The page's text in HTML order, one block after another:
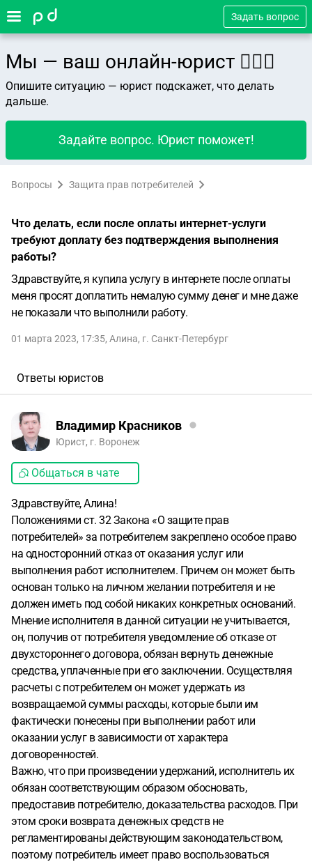
Задать вопрос
Мы — ваш онлайн-юрист 👨🏻‍⚖️
Опишите ситуацию — юрист подскажет, что делать
дальше.
Задайте вопрос. Юрист поможет!
Вопросы Защита прав потребителей
Что делать, если после оплаты интернет-услуги
требуют доплату без подтверждения выполнения
работы?
Здравствуйте, я купила услугу в интернете после оплаты
меня просят доплатить немалую сумму денег и мне даже
не показали что выполнили работу.
01 марта 2023, 17:35, Алина, г. Санкт-Петербург
Ответы юристов
Владимир Красников
Юрист, г. Воронеж
Общаться в чате
Здравствуйте, Алина!
Положениями ст. 32 Закона «О защите прав
потребителей» за потребителем закреплено особое право
на односторонний отказ от оказания услуг или
выполнения работ исполнителем. Причем он может быть
основан только на личном желании потребителя и не
должен иметь под собой никаких конкретных оснований.
Мнение исполнителя в данной ситуации не учитывается,
он, получив от потребителя уведомление об отказе от
двухстороннего договора, обязан вернуть денежные
средства, уплаченные при его заключении. Осуществляя
расчеты с потребителем он может удержать из
возвращаемой суммы расходы, которые были им
фактически понесены при выполнении работ или
оказании услуг в зависимости от характера
договоренностей.
Важно, что при произведении удержаний, исполнитель их
обязан соответствующим образом обосновать,
предоставив потребителю, доказательства расходов. При
этом сроки возврата денежных средств не
регламентированы действующим законодательством,
поэтому потребитель имеет право воспользоваться